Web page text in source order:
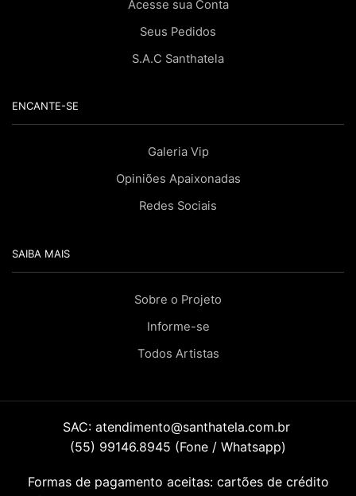
Acesse sua Conta
Seus Pedidos
S.A.C Santhatela
ENCANTE-SE
Galeria Vip
Opiniões Apaixonadas
Redes Sociais
SAIBA MAIS
Sobre o Projeto
Informe-se
Todos Artistas
SAC: atendimento@santhatela.com.br
(55) 99146.8945 (Fone / Whatsapp)
Formas de pagamento aceitas: cartões de crédito